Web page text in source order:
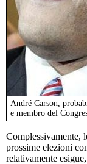
André Carson,
e membro del
Complessivamente,
prossime elezioni
relativamente